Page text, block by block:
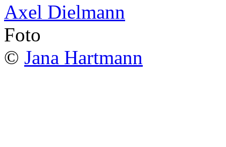
Axel Dielmann
Foto
© Jana Hartmann